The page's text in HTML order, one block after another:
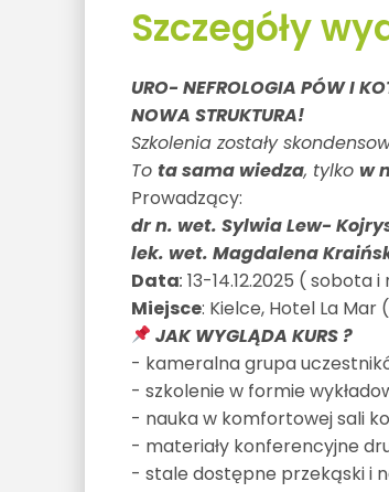
Szczegóły
URO- NEFROLOGIA PÓW I
NOWA STRUKTURA!
Szkolenia zostały
Tota sama wiedza, tylko w
Prowadzący:
dr n. wet. Sylwia Lew-
lek. wet. Magdalena
Data: 13-14.12.2025 ( sobota
Miejsce: Kielce, Hotel La
JAK WYGLĄDA KURS ?
- kameralna grupa
- szkolenie w formie
- nauka w komfortowej sali
- materiały konferencyjne
- stale dostępne przekąski i